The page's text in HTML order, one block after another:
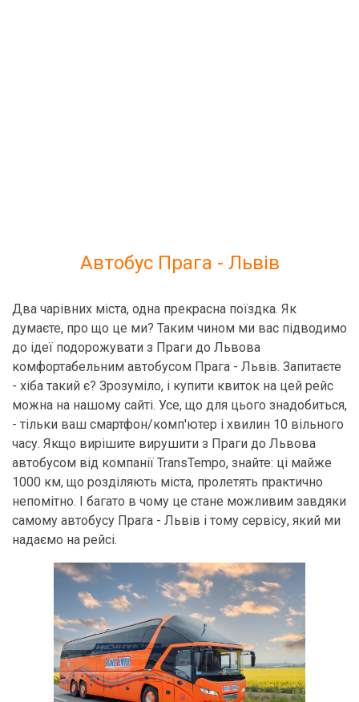
Автобус Прага - Львів
Два чарівних міста, одна прекрасна поїздка. Як
думаєте, про що це ми? Таким чином ми вас підводимо
до ідеї подорожувати з Праги до Львова
комфортабельним автобусом Прага - Львів. Запитаєте
- хіба такий є? Зрозуміло, і купити квиток на цей рейс
можна на нашому сайті. Усе, що для цього знадобиться,
- тільки ваш смартфон/комп'ютер і хвилин 10 вільного
часу. Якщо вирішите вирушити з Праги до Львова
автобусом від компанії TransTempo, знайте: ці майже
1000 км, що розділяють міста, пролетять практично
непомітно. І багато в чому це стане можливим завдяки
самому автобусу Прага - Львів і тому сервісу, який ми
надаємо на рейсі.